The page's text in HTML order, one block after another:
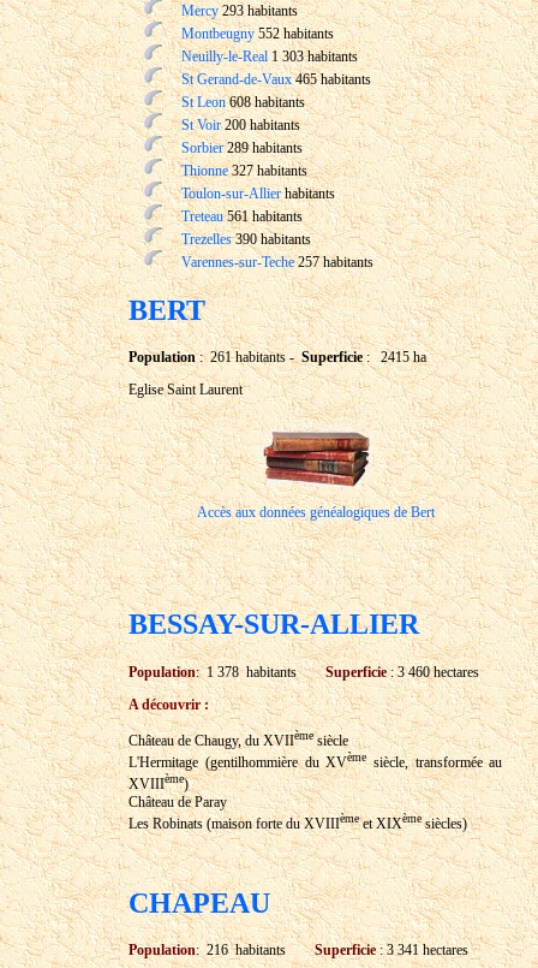
Mercy293 habitants
Montbeugny 552 habitants
Neuilly-le-Real 1 303 habitants
St Gerand-de-Vaux465 habitants
St Leon608 habitants
St Voir200 habitants
Sorbier289 habitants
Thionne327 habitants
Toulon-sur-Allierhabitants
Treteau561 habitants
Trezelles390 habitants
Varennes-sur-Teche257 habitants
BERT
Population: 261 habitants -Superficie: 2415 ha
Eglise Saint Laurent
Accès aux données généalogiques de Bert
BESSAY-SUR-ALLIER
Population: 1 378 habitantsSuperficie: 3 460 hectares
A découvrir :
Château de Chaugy, du XVIIèmesiècle
L'Hermitage (gentilhommière du XVèmesiècle, transformée au
XVIIIème)
Château de Paray
Les Robinats (maison forte du XVIIIèmeet XIXèmesiècles)
CHAPEAU
Population: 216 habitantsSuperficie: 3 341 hectares